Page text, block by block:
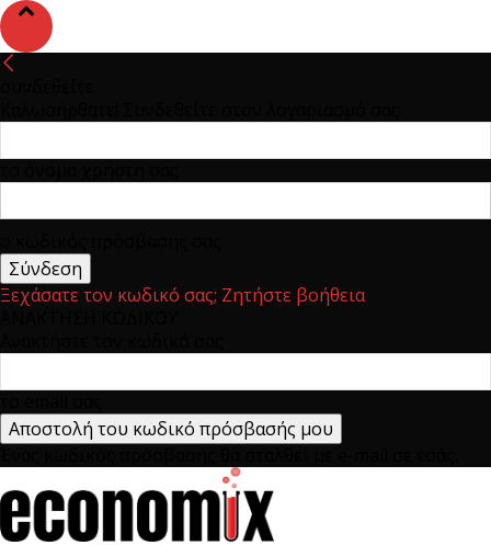
Ξεχάσατε τον κωδικό σας; Ζητήστε βοήθεια